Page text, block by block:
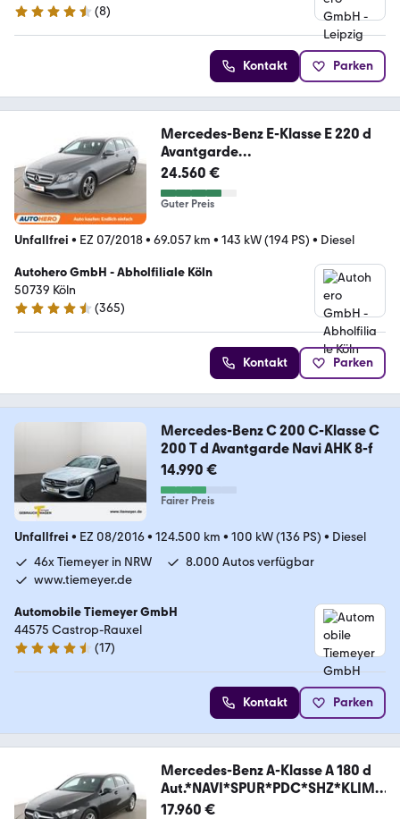
4.3 Sterne
(8)
Kontakt Parken
Mercedes-Benz E-Klasse E 220 d
Avantgarde
Aut*NAVI*LED*TEMPO*
24.560 €
Guter Preis
Unfallfrei • EZ 07/2018• 69.057 km • 143 kW (194 PS) • Diesel
Autohero GmbH - Abholfiliale Köln
50739 Köln
4.6 Sterne
(365)
Kontakt Parken
Mercedes-Benz C 200 C-Klasse C
200 T d Avantgarde Navi AHK 8-f
14.990 €
Fairer Preis
Unfallfrei • EZ 08/2016• 124.500 km • 100 kW (136 PS) • Diesel
46x Tiemeyer in NRW
8.000 Autos verfügbar
www.tiemeyer.de
Automobile Tiemeyer GmbH
44575 Castrop-Rauxel
4.6 Sterne
(17)
Kontakt Parken
Mercedes-Benz A-Klasse A 180 d
Aut.*NAVI*SPUR*PDC*SHZ*KLIMA
*
17.960 €